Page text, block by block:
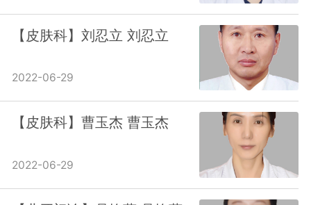
【皮肤科】刘忍立 刘忍立
2022-06-29
【皮肤科】曹玉杰 曹玉杰
2022-06-29